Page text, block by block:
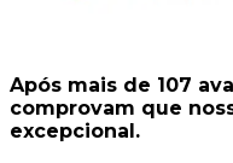
Após mais de 107
comprovam que
excepcional.